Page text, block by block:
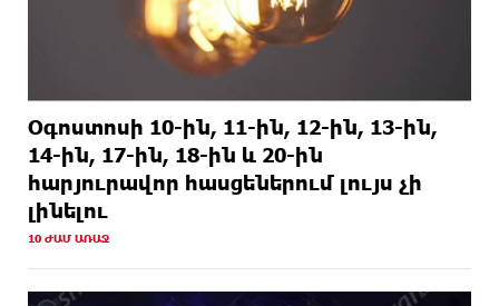
Օգոստոսի 10-ին, 11-ին, 12-ին, 13-ին,
14-ին, 17-ին, 18-ին և 20-ին
հարյուրավոր հասցեներում լույս չի
լինելու
10 ԺԱՄ ԱՌԱՋ